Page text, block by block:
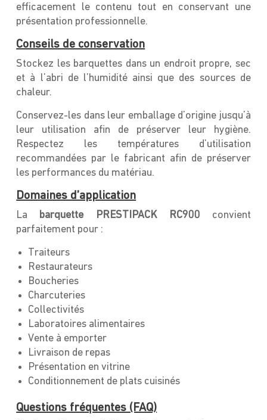
efficacement le contenu tout en conservant une
présentation professionnelle.
Conseils de conservation
Stockez les barquettes dans un endroit propre, sec
et à l’abri de l’humidité ainsi que des sources de
chaleur.
Conservez-les dans leur emballage d’origine jusqu’à
leur utilisation afin de préserver leur hygiène.
Respectez les températures d’utilisation
recommandées par le fabricant afin de préserver
les performances du matériau.
Domaines d’application
La barquette PRESTIPACK RC900 convient
parfaitement pour :
Traiteurs
Restaurateurs
Boucheries
Charcuteries
Collectivités
Laboratoires alimentaires
Vente à emporter
Livraison de repas
Présentation en vitrine
Conditionnement de plats cuisinés
Questions fréquentes (FAQ)